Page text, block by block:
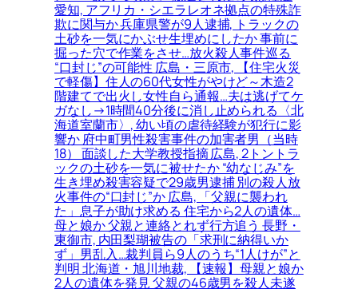
愛知, アフリカ・シエラレオネ拠点の特殊詐
欺に関与か 兵庫県警が9人逮捕, トラックの
土砂を一気にかぶせ生埋めにしたか 事前に
掘った穴で作業をさせ…放火殺人事件巡る
“口封じ”の可能性 広島・三原市, 【住宅火災
で軽傷】住人の60代女性がやけど～木造2
階建てで出火し女性自ら通報…夫は逃げてケ
ガなし→1時間40分後に消し止められる〈北
海道室蘭市〉, 幼い頃の虐待経験が犯行に影
響か 府中町男性殺害事件の加害者男（当時
18） 面談した大学教授指摘 広島, 2トントラ
ックの土砂を一気に被せたか “幼なじみ”を
生き埋め殺害容疑で29歳男逮捕 別の殺人放
火事件の“口封じ”か 広島, 「父親に襲われ
た」息子が助け求める 住宅から2人の遺体…
母と娘か 父親と連絡とれず行方追う 長野・
東御市, 内田梨瑚被告の「求刑に納得いか
ず」男乱入…裁判員ら9人のうち“1人けが”と
判明 北海道・旭川地裁, 【速報】母親と娘か
2人の遺体を発見 父親の46歳男を殺人未遂